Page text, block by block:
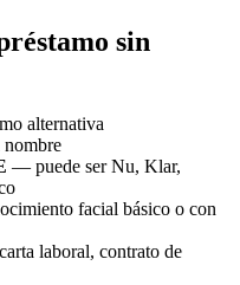
sin
alternativa
nombre
— puede ser Nu, Klar,
facial básico o con
laboral, contrato de